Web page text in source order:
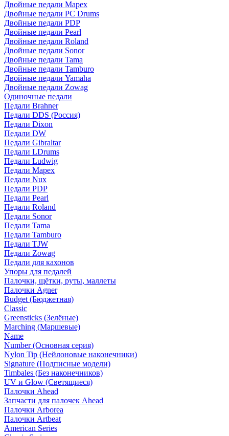
Двойные педали Mapex
Двойные педали PC Drums
Двойные педали PDP
Двойные педали Pearl
Двойные педали Roland
Двойные педали Sonor
Двойные педали Tama
Двойные педали Tamburo
Двойные педали Yamaha
Двойные педали Zowag
Одиночные педали
Педали Brahner
Педали DDS (Россия)
Педали Dixon
Педали DW
Педали Gibraltar
Педали LDrums
Педали Ludwig
Педали Mapex
Педали Nux
Педали PDP
Педали Pearl
Педали Roland
Педали Sonor
Педали Tama
Педали Tamburo
Педали TJW
Педали Zowag
Педали для кахонов
Упоры для педалей
Палочки, щётки, руты, маллеты
Палочки Agner
Budget (Бюджетная)
Classic
Greensticks (Зелёные)
Marching (Маршевые)
Name
Number (Основная серия)
Nylon Tip (Нейлоновые наконечники)
Signature (Подписные модели)
Timbales (Без наконечников)
UV и Glow (Светящиеся)
Палочки Ahead
Запчасти для палочек Ahead
Палочки Arborea
Палочки Artbeat
American Series